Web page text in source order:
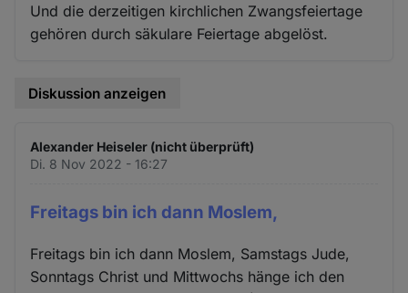
Und die derzeitigen kirchlichen Zwangsfeiertage
gehören durch säkulare Feiertage abgelöst.
Diskussion anzeigen
Alexander Heiseler (nicht überprüft)
Di. 8 Nov 2022 - 16:27
Freitags bin ich dann Moslem,
Freitags bin ich dann Moslem, Samstags Jude,
Sonntags Christ und Mittwochs hänge ich den